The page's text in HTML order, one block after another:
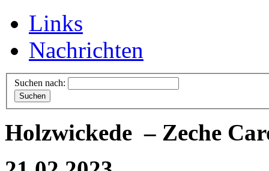
Links
Nachrichten
Suchen nach:
Holzwickede– Zeche